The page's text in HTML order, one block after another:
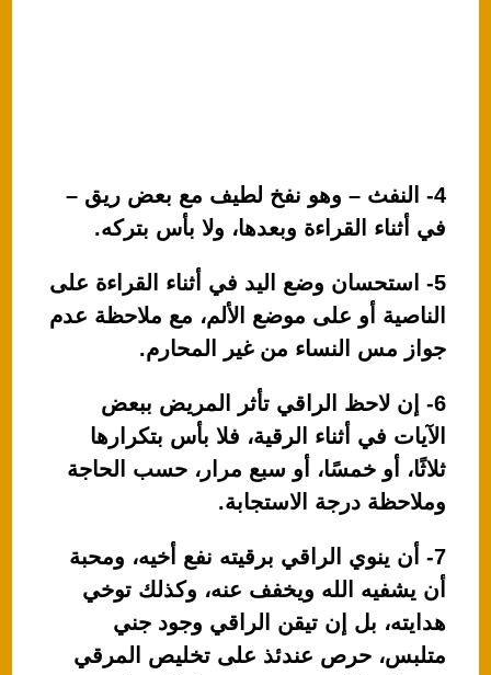
4- النفث – وهو نفخ لطيف مع بعض ريق –
في أثناء القراءة وبعدها، ولا بأس بتركه.
5- استحسان وضع اليد في أثناء القراءة على
الناصية أو على موضع الألم، مع ملاحظة عدم
جواز مس النساء من غير المحارم.
6- إن لاحظ الراقي تأثر المريض ببعض
الآيات في أثناء الرقية، فلا بأس بتكرارها
ثلاثًا، أو خمسًا، أو سبع مرار، حسب الحاجة
وملاحظة درجة الاستجابة.
7- أن ينوي الراقي برقيته نفع أخيه، ومحبة
أن يشفيه الله ويخفف عنه، وكذلك توخي
هدايته، بل إن تيقن الراقي وجود جني
متلبس، حرص عندئذ على تخليص المرقي